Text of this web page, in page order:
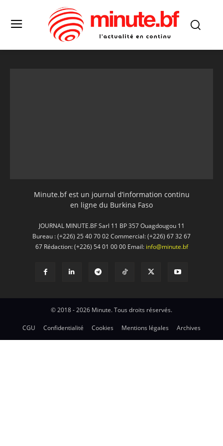
Minute.bf est un journal d’information continu
en ligne du Burkina Faso
JOURNAL MINUTE.BF Sarl 11 BP 357 Ouagdougou 11
Bureau : (+226) 25 40 70 02 Commercial: (+226) 67 32 67
67 Rédaction: (+226) 54 01 00 00 Email: info@minute.bf
© 2018 - 2026 Minute. Tous droits réservés.
CGU Confidentialité Cookies Mentions légales Archives